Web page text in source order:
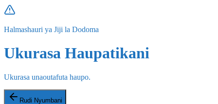
Halmashauri ya Jiji la Dodoma
Ukurasa Haupatikani
Ukurasa unaoutafuta haupo.
Rudi Nyumbani